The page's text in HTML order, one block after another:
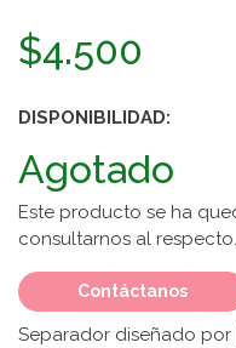
$4.500
DISPONIBILIDAD:
Agotado
Este producto se ha
consultarnos al respecto.
Contáctanos
Separador diseñado